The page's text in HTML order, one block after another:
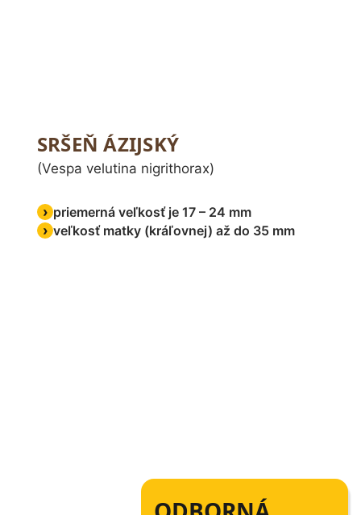
SRŠEŇ ÁZIJSKÝ
(Vespa velutina nigrithorax)
priemerná veľkosť je 17 – 24 mm
veľkosť matky (kráľovnej) až do 35 mm